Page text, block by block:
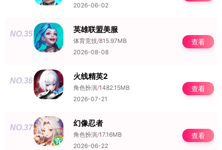
2026-06-02
NO.35 英雄联盟美服
体育竞技/815.97MB
2026-08-08
查看
NO.36 火线精英2
角色扮演/1482.15MB
2026-07-21
查看
NO.37 幻像忍者
角色扮演/17.16MB
2026-06-22
查看